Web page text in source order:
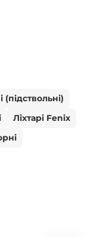
(підствольні)
Ліхтарі Fenix